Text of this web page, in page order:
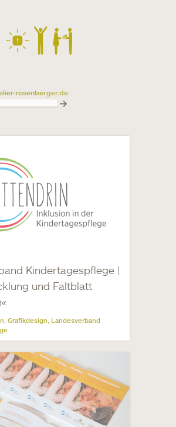
rosenberger.de
Kindertagespflege |
und Faltblatt
Grafikdesign Landesverband